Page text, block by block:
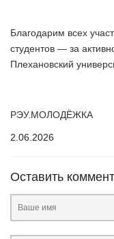
Благодарим всех
студентов — за
Плехановский
РЭУ.МОЛОДЁЖКА
2.06.2026
Оставить